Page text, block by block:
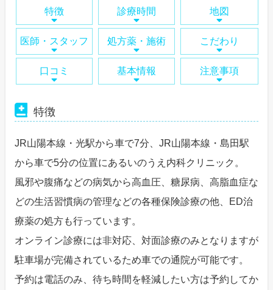
特徴 診療時間 地図
医師・スタッフ 処方薬・施術 こだわり
口コミ 基本情報 注意事項
特徴
JR山陽本線・光駅から車で7分、JR山陽本線・島田駅
から車で5分の位置にあるいのうえ内科クリニック。
風邪や腹痛などの病気から高血圧、糖尿病、高脂血症な
どの生活習慣病の管理などの各種保険診療の他、ED治
療薬の処方も行っています。
オンライン診療には非対応、対面診療のみとなりますが
駐車場が完備されているため車での通院が可能です。
予約は電話のみ、待ち時間を軽減したい方は予約してか